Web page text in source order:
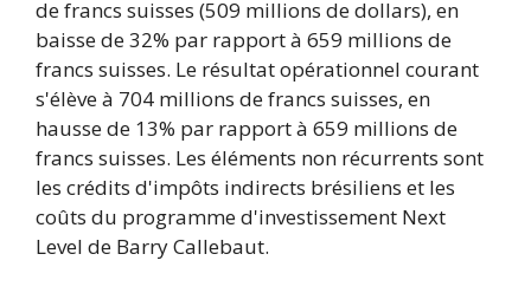
de francs suisses (509 millions de dollars), en
baisse de 32% par rapport à 659 millions de
francs suisses. Le résultat opérationnel courant
s'élève à 704 millions de francs suisses, en
hausse de 13% par rapport à 659 millions de
francs suisses. Les éléments non récurrents sont
les crédits d'impôts indirects brésiliens et les
coûts du programme d'investissement Next
Level de Barry Callebaut.